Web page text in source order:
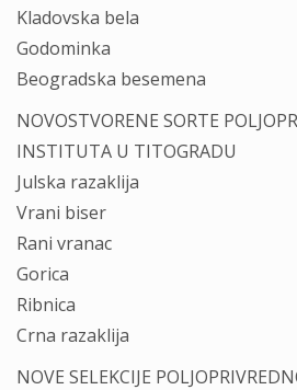
Kladovska bela
Godominka
Beogradska besemena
NOVOSTVORENE SORTE
INSTITUTA U TITOGRADU
Julska razaklija
Vrani biser
Rani vranac
Gorica
Ribnica
Crna razaklija
NOVE SELEKCIJE